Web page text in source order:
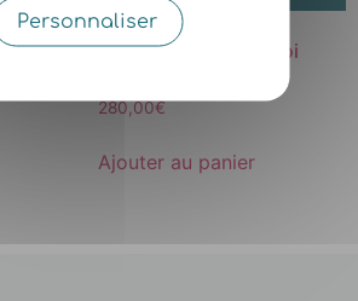
et
Place
Séminaire Devenir Soi
280,00€
Ajouter au panier
Personnaliser